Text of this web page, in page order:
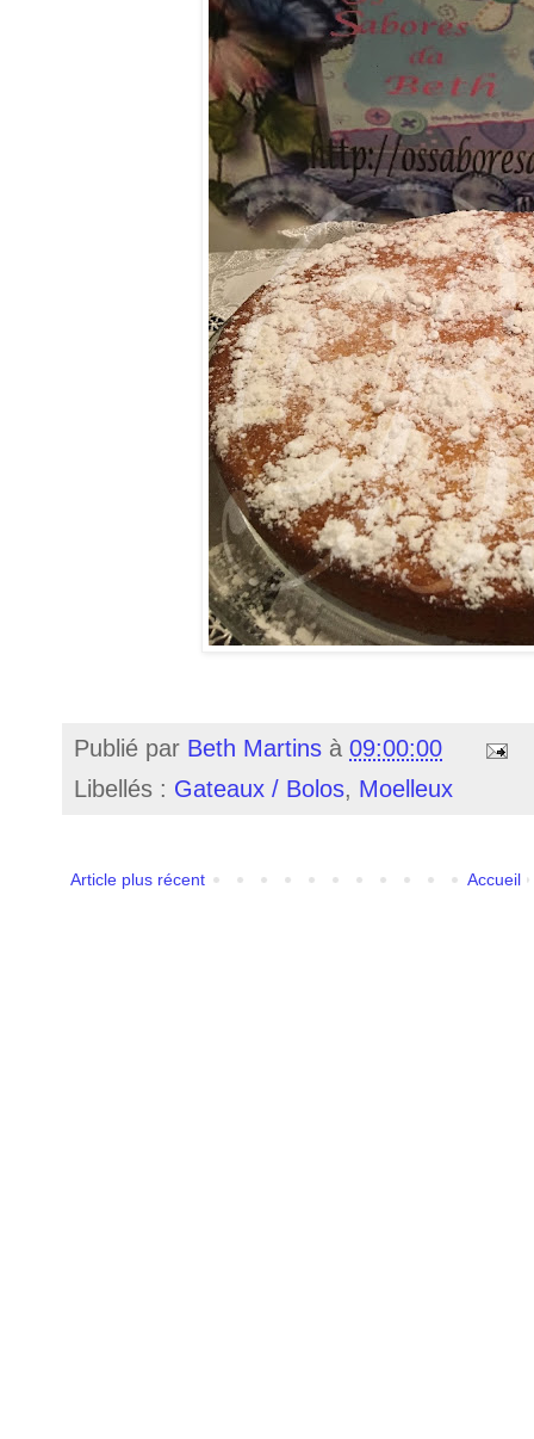
Publié par Beth Martins à 09:00:00
Libellés : Gateaux / Bolos, Moelleux
Article plus récent Accueil